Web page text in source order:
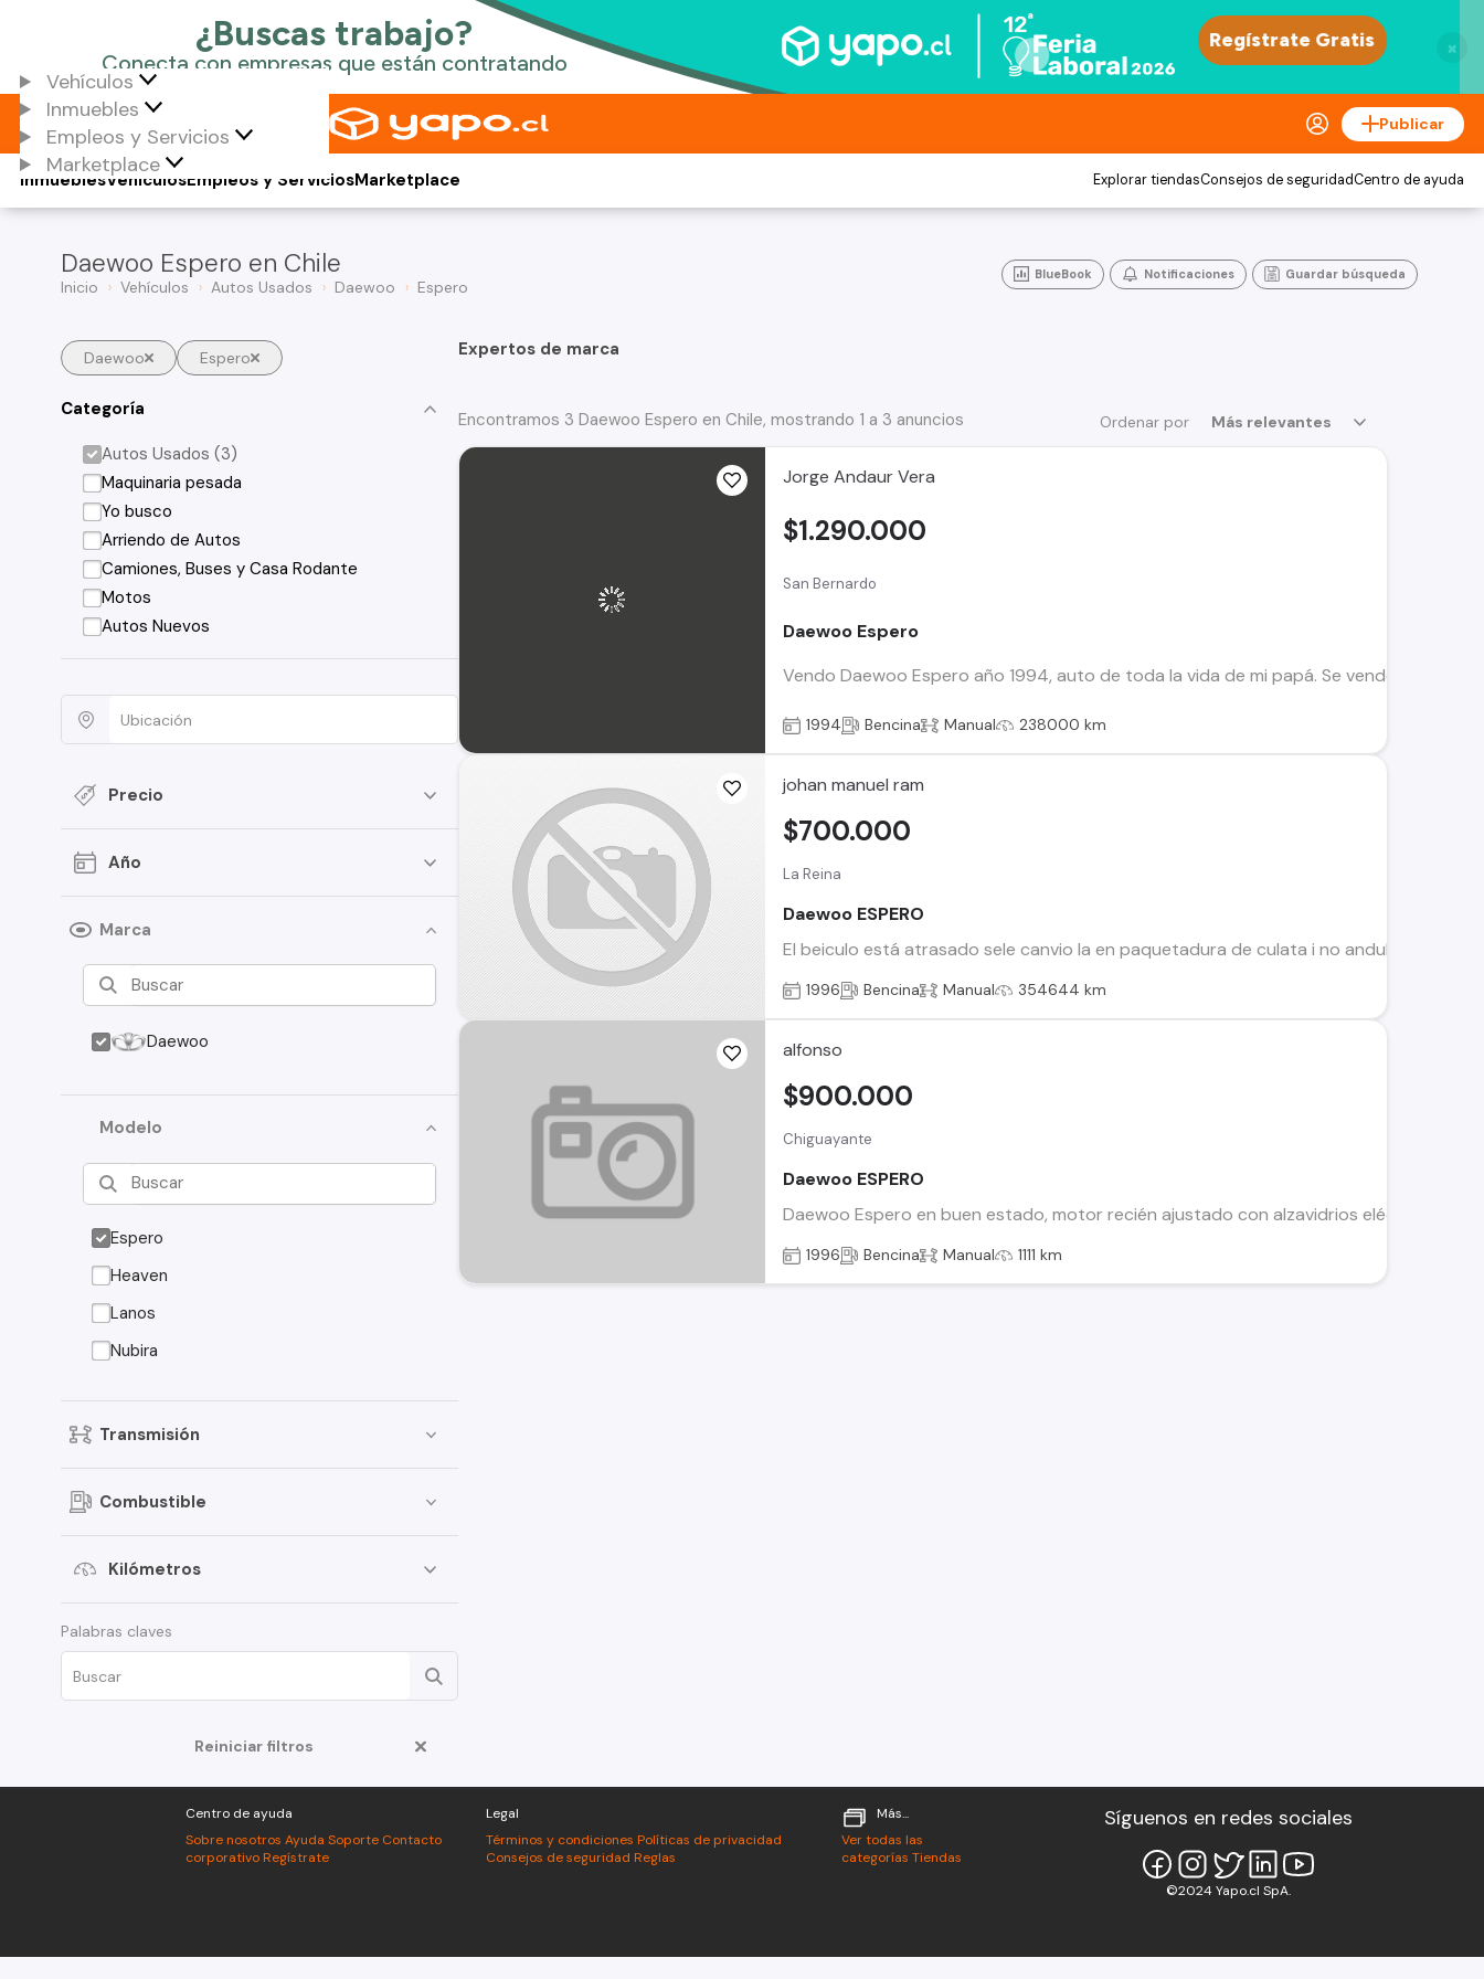
×
Vehículos
Inmuebles
Empleos y Servicios
Marketplace
Publicar
Vehículos
Inmuebles Empleos y ServiciosMarketplace Explorar tiendasConsejos de seguridadCentro de ayuda
Daewoo Espero en Chile
Inicio Vehículos Autos Usados Daewoo Espero
BlueBook Notificaciones Guardar búsqueda
Daewoo Espero
Categoría
Autos Usados (3)
Maquinaria pesada
Yo busco
Arriendo de Autos
Camiones, Buses y Casa Rodante
Motos
Autos Nuevos
Precio
Año
Marca
Daewoo
Modelo
Espero
Heaven
Lanos
Nubira
Transmisión
Combustible
Kilómetros
Palabras claves
Reiniciar filtros
Expertos de marca
Ordenar por Más relevantes
Encontramos 3 Daewoo Espero en Chile, mostrando 1 a 3 anuncios
Jorge Andaur Vera
San Bernardo
Daewoo Espero
Vendo Daewoo Espero año 1994, auto de toda la vida de mi papá. Se vende
$1.290.000
1994 Bencina Manual 238000 km
johan manuel ram
La Reina
Daewoo ESPERO
El beiculo está atrasado sele canvio la en paquetadura de culata i no andubomas
$700.000
1996 Bencina Manual 354644 km
alfonso
Chiguayante
Daewoo ESPERO
Daewoo Espero en buen estado, motor recién ajustado con alzavidrios eléctricos y
$900.000
1996 Bencina Manual 1111 km
Centro de ayuda
Sobre nosotros Ayuda Soporte Contacto
corporativo Regístrate
Legal
Términos y condiciones Políticas de privacidad
Consejos de seguridad Reglas
Más...
Ver todas las
categorías Tiendas
Síguenos en redes sociales
©2024 Yapo.cl SpA.